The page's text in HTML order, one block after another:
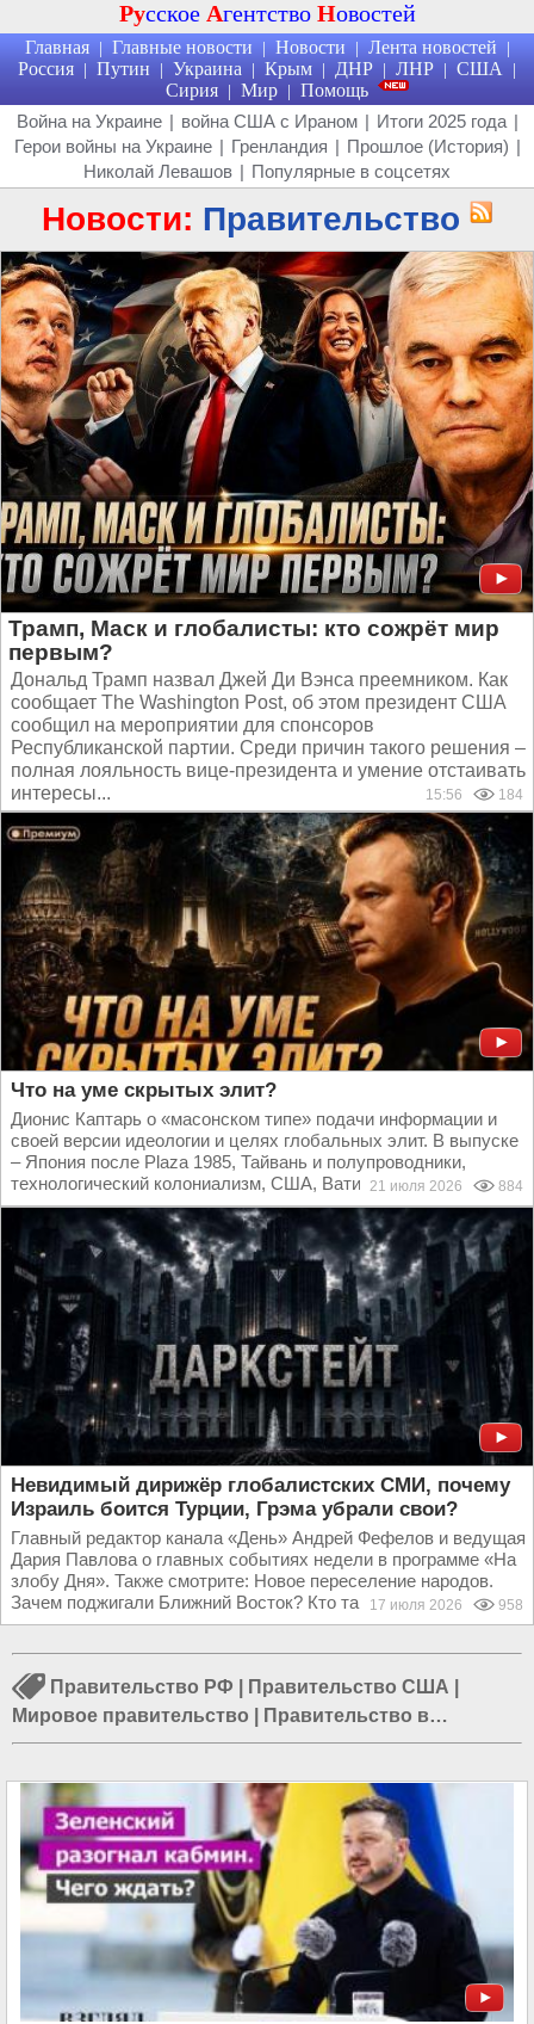
Русское Агентство Новостей
Главная | Главные новости | Новости | Лента новостей |
Россия | Путин | Украина | Крым | ДНР | ЛНР | США |
Сирия | Мир | Помощь
Война на Украине | война США с Ираном | Итоги 2025 года |
Герои войны на Украине | Гренландия | Прошлое (История) |
Николай Левашов | Популярные в соцсетях
Новости: Правительство
Трамп, Маск и глобалисты: кто сожрёт мир
первым?
Дональд Трамп назвал Джей Ди Вэнса преемником. Как
сообщает The Washington Post, об этом президент США
сообщил на мероприятии для спонсоров
Республиканской партии. Среди причин такого решения –
полная лояльность вице-президента и умение отстаивать
интересы...
15:56 184
Что на уме скрытых элит?
Дионис Каптарь о «масонском типе» подачи информации и
своей версии идеологии и целях глобальных элит. В выпуске
– Япония после Plaza 1985, Тайвань и полупроводники,
технологический колониализм, США, Ватикан...21 июля 2026 884
Невидимый дирижёр глобалистских СМИ, почему
Израиль боится Турции, Грэма убрали свои?
Главный редактор канала «День» Андрей Фефелов и ведущая
Дария Павлова о главных событиях недели в программе «На
злобу Дня». Также смотрите: Новое переселение народов.
Зачем поджигали Ближний Восток? Кто такие...17 июля 2026 958
Правительство РФ Правительство США
Мировое правительство
Правительство в
Германии|Татьяна Голикова|Отставка
Правительство в Украине| Правительство в СССР
Их нравы|Правительство в Великобритании
Правительство в Москве